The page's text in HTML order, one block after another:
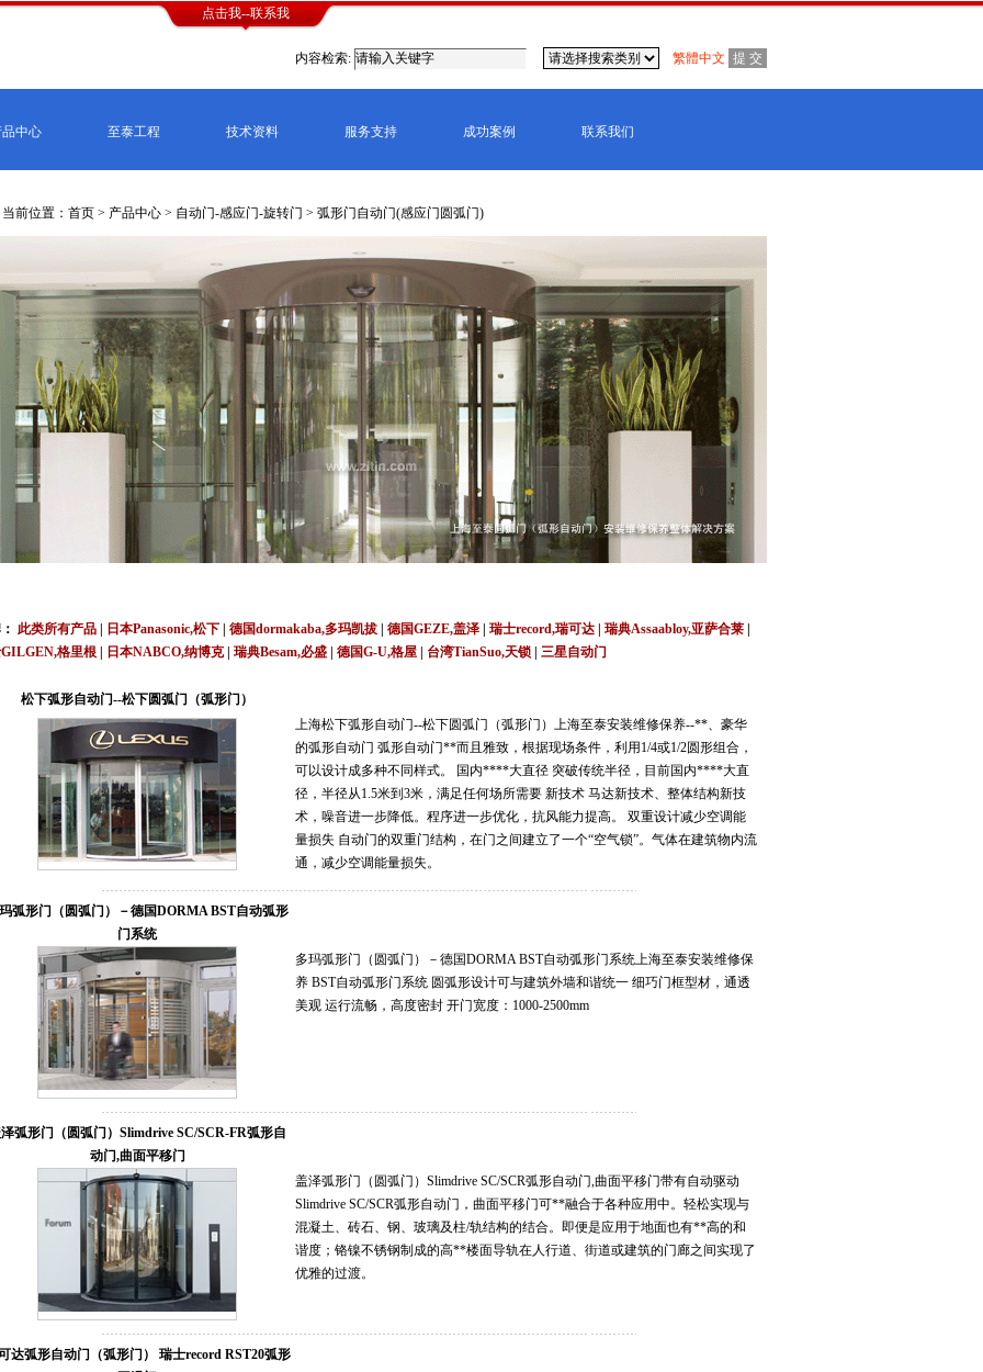
点击我--联系我
内容检索: 繁體中文
中心 至泰工程 技术资料 服务支持 成功案例 联系我们
当前位置：首页 > 产品中心 > 自动门-感应门-旋转门 > 弧形门自动门(感应门圆弧门)
此类所有产品 日本Panasonic,松下 德国dormakaba,多玛凯拔 德国GEZE,盖泽 瑞士record,瑞可达 瑞典Assaabloy,亚萨合莱
格里根
日本NABCO,纳博克| 瑞典Besam,必盛 德国G-U,格屋 台湾TianSuo,天锁
三星自动门
松下弧形自动门--松下圆弧门（弧形门）
上海松下弧形自动门--松下圆弧门（弧形门）上海至泰安装维修保养--**、豪华
的弧形自动门 弧形自动门**而且雅致，根据现场条件，利用1/4或1/2圆形组合，
可以设计成多种不同样式。 国内****大直径 突破传统半径，目前国内****大直
径，半径从1.5米到3米，满足任何场所需要 新技术 马达新技术、整体结构新技
术，噪音进一步降低。程序进一步优化，抗风能力提高。 双重设计减少空调能
量损失 自动门的双重门结构，在门之间建立了一个“空气锁”。气体在建筑物内流
通，减少空调能量损失。
弧形门（圆弧门）－德国DORMA BST自动弧形
门系统
多玛弧形门（圆弧门）－德国DORMA BST自动弧形门系统上海至泰安装维修保
养 BST自动弧形门系统 圆弧形设计可与建筑外墙和谐统一 细巧门框型材，通透
美观 运行流畅，高度密封 开门宽度：1000-2500mm
弧形门（圆弧门）Slimdrive SC/SCR-FR弧形自
动门,曲面平移门
盖泽弧形门（圆弧门）Slimdrive SC/SCR弧形自动门,曲面平移门带有自动驱动
Slimdrive SC/SCR弧形自动门，曲面平移门可**融合于各种应用中。轻松实现与
混凝土、砖石、钢、玻璃及柱/轨结构的结合。即便是应用于地面也有**高的和
谐度；铬镍不锈钢制成的高**楼面导轨在人行道、街道或建筑的门廊之间实现了
优雅的过渡。
达弧形自动门（弧形门） 瑞士record RST20弧形